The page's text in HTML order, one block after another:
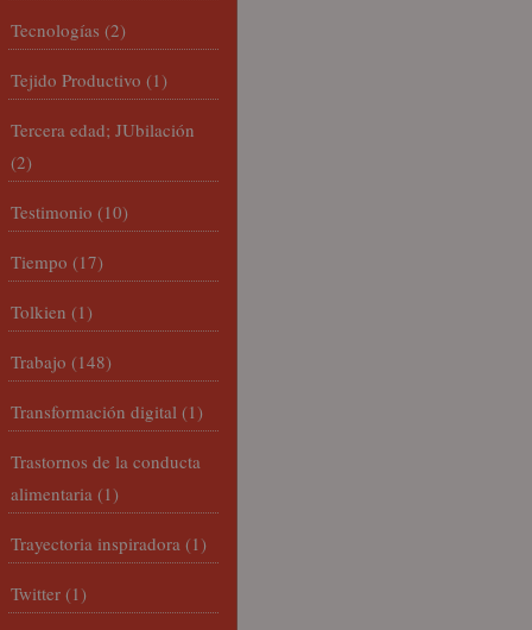
Tecnologías (2)
Tejido Productivo (1)
Tercera edad; JUbilación
(2)
Testimonio (10)
Tiempo (17)
Tolkien (1)
Trabajo (148)
Transformación digital (1)
Trastornos de la conducta
alimentaria (1)
Trayectoria inspiradora (1)
Twitter (1)